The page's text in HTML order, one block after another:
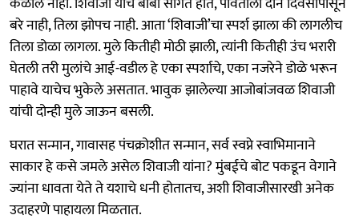
बरे नाही, तिला झोपच नाही. आता ‘शिवाजी’चा स्पर्श झाला की लागलीच
तिला डोळा लागला. मुले कितीही मोठी झाली, त्यांनी कितीही उंच भरारी
घेतली तरी मुलांचे आई-वडील हे एका स्पर्शाचे, एका नजरेने डोळे भरून
पाहावे याचेच भुकेले असतात. भावुक झालेल्या आजोबांजवळ शिवाजी
यांची दोन्ही मुले जाऊन बसली.
घरात सन्मान, गावासह पंचक्रोशीत सन्मान, सर्व स्वप्ने स्वाभिमानाने
साकार हे कसे जमले असेल शिवाजी यांना? मुंबईचे बोट पकडून वेगाने
ज्यांना धावता येते ते यशाचे धनी होतातच, अशी शिवाजीसारखी अनेक
उदाहरणे पाहायला मिळतात.